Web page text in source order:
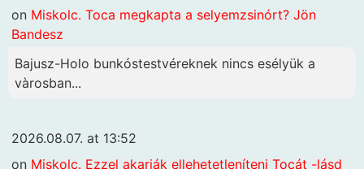
on Miskolc. Toca megkapta a selyemzsinórt? Jön
Bandesz
Bajusz-Holo bunkóstestvéreknek nincs esélyük a
vàrosban...
2026.08.07. at 13:52
on Miskolc. Ezzel akarják ellehetetleníteni Tocát -lásd